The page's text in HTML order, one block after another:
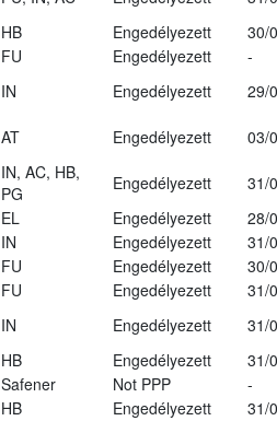
HB Engedélyezett
30/
FU Engedélyezett
-
IN Engedélyezett
29/
AT Engedélyezett
03/
IN, AC, HB,
PG
Engedélyezett
31/
EL Engedélyezett
28/
IN Engedélyezett
31/
FU Engedélyezett
30/
FU Engedélyezett
31/
IN Engedélyezett
31/
HB Engedélyezett
31/
Safener Not PPP
-
HB Engedélyezett
31/